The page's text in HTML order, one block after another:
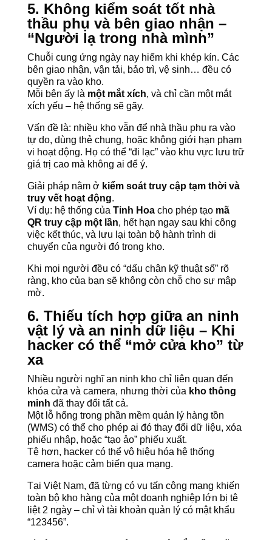
5. Không kiểm soát tốt nhà
thầu phụ và bên giao nhận –
“Người lạ trong nhà mình”
Chuỗi cung ứng ngày nay hiếm khi khép kín. Các
bên giao nhận, vận tải, bảo trì, vệ sinh… đều có
quyền ra vào kho.
Mỗi bên ấy là một mắt xích, và chỉ cần một mắt
xích yếu – hệ thống sẽ gãy.
Vấn đề là: nhiều kho vẫn để nhà thầu phụ ra vào
tự do, dùng thẻ chung, hoặc không giới hạn phạm
vi hoạt động. Họ có thể “đi lạc” vào khu vực lưu trữ
giá trị cao mà không ai để ý.
Giải pháp nằm ở kiểm soát truy cập tạm thời và
truy vết hoạt động.
Ví dụ: hệ thống của Tinh Hoacho phép tạo mã
QR truy cập một lần, hết hạn ngay sau khi công
việc kết thúc, và lưu lại toàn bộ hành trình di
chuyển của người đó trong kho.
Khi mọi người đều có “dấu chân kỹ thuật số” rõ
ràng, kho của bạn sẽ không còn chỗ cho sự mập
mờ.
6. Thiếu tích hợp giữa an ninh
vật lý và an ninh dữ liệu – Khi
hacker có thể “mở cửa kho” từ
xa
Nhiều người nghĩ an ninh kho chỉ liên quan đến
khóa cửa và camera, nhưng thời của kho thông
minh đã thay đổi tất cả.
Một lỗ hổng trong phần mềm quản lý hàng tồn
(WMS) có thể cho phép ai đó thay đổi dữ liệu, xóa
phiếu nhập, hoặc “tạo ảo” phiếu xuất.
Tệ hơn, hacker có thể vô hiệu hóa hệ thống
camera hoặc cảm biến qua mạng.
Tại Việt Nam, đã từng có vụ tấn công mạng khiến
toàn bộ kho hàng của một doanh nghiệp lớn bị tê
liệt 2 ngày – chỉ vì tài khoản quản lý có mật khẩu
“123456”.